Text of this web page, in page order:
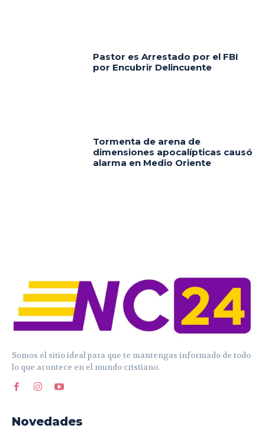
Pastor es Arrestado por el FBI
por Encubrir Delincuente
Tormenta de arena de
dimensiones apocalípticas causó
alarma en Medio Oriente
Somos el sitio ideal para que te mantengas informado de todo
lo que acontece en el mundo cristiano.
Novedades